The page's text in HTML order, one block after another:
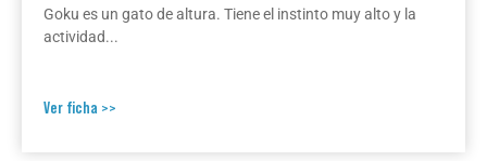
Goku es un gato de altura. Tiene el instinto muy alto y la
actividad...
Ver ficha >>